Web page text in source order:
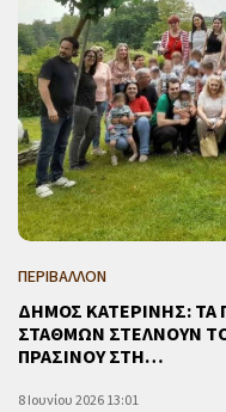
ΠΕΡΙΒΑΛΛΟΝ
ΔΗΜΟΣ ΚΑΤΕΡΙΝΗΣ: ΤΑ
ΣΤΑΘΜΩΝ ΣΤΕΛΝΟΥΝ
ΠΡΑΣΙΝΟΥ ΣΤΗ…
8 Ιουνίου 2026 13:01